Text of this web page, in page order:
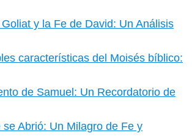
y la Fe de David: Un Análisis
características del Moisés bíblico:
de Samuel: Un Recordatorio de
se Abrió: Un Milagro de Fe y